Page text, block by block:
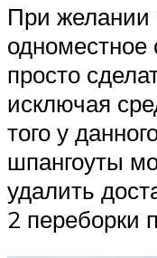
При желании
одноместное
просто
исключая
того у
шпангоуты
удалить
2 переборки